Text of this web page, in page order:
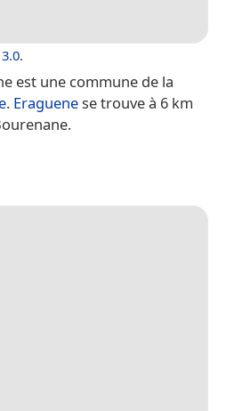
.
est une commune de la
. Eraguenese trouve à 6 km